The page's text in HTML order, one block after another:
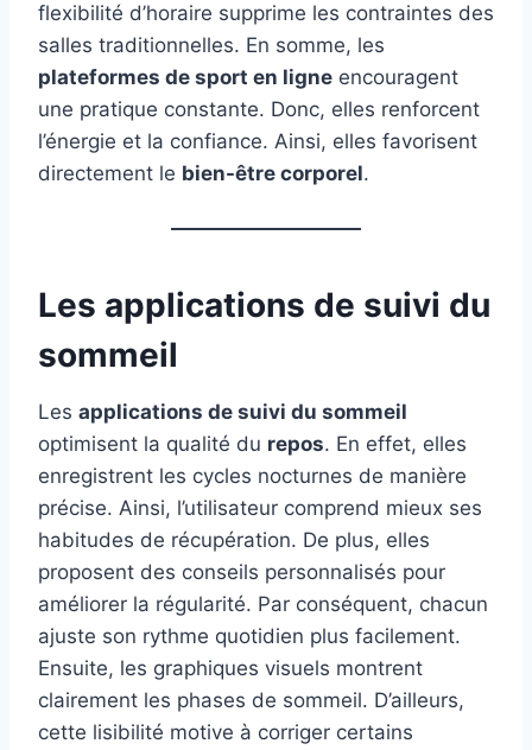
flexibilité d’horaire supprime les contraintes des
salles traditionnelles. En somme, les
plateformes de sport en ligne encouragent
une pratique constante. Donc, elles renforcent
l’énergie et la confiance. Ainsi, elles favorisent
directement le bien-être corporel.
Les applications de suivi du
sommeil
Les applications de suivi du sommeil
optimisent la qualité du repos. En effet, elles
enregistrent les cycles nocturnes de manière
précise. Ainsi, l’utilisateur comprend mieux ses
habitudes de récupération. De plus, elles
proposent des conseils personnalisés pour
améliorer la régularité. Par conséquent, chacun
ajuste son rythme quotidien plus facilement.
Ensuite, les graphiques visuels montrent
clairement les phases de sommeil. D’ailleurs,
cette lisibilité motive à corriger certains